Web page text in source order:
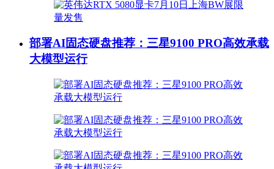
部署AI固态硬盘推荐：三星9100 PRO高效承载
大模型运行